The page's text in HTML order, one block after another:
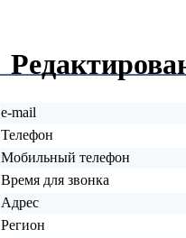
e-mail
Телефон
Мобильный телефон
Время для звонка
Адрес
Регион